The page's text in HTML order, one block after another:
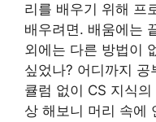
리를 배우기 위해 프
배우려면. 배움에는
외에는 다른 방법이
싶었나? 어디까지 공
큘럼 없이 CS 지식
상 해보니 머리 속에